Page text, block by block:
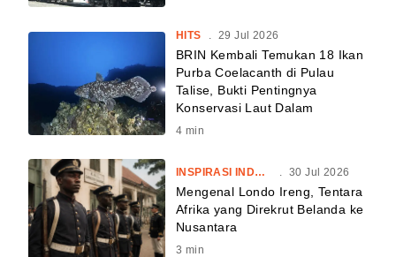
HITS . 29 Jul 2026
BRIN Kembali Temukan 18 Ikan
Purba Coelacanth di Pulau
Talise, Bukti Pentingnya
Konservasi Laut Dalam
4 min
INSPIRASI INDONESIA 30 Jul 2026
Mengenal Londo Ireng, Tentara
Afrika yang Direkrut Belanda ke
Nusantara
3 min